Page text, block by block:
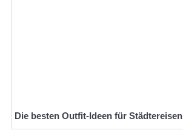
Die besten Outfit-Ideen für Städtereisen